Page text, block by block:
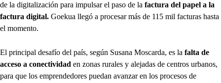
de la digitalización para impulsar el paso de la factura del papel a la
factura digital. Goekua llegó a procesar más de 115 mil facturas hasta
el momento.
El principal desafío del país, según Susana Moscarda, es la falta de
acceso a conectividad en zonas rurales y alejadas de centros urbanos,
para que los emprendedores puedan avanzar en los procesos de